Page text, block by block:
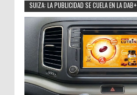
SUIZA: LA PUBLICIDAD SE CUELA EN LA DAB+